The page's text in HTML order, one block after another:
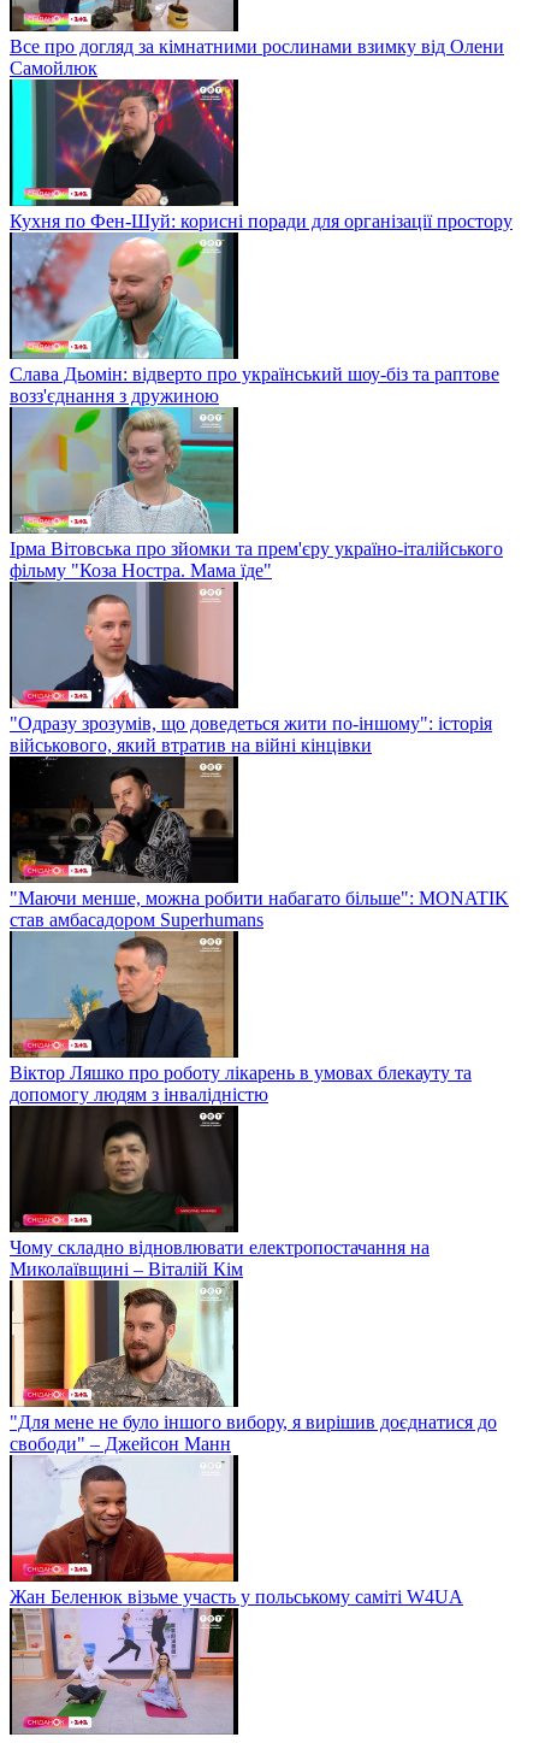
Все про догляд за кімнатними рослинами взимку від Олени
Самойлюк
Кухня по Фен-Шуй: корисні поради для організації простору
Слава Дьомін: відверто про український шоу-біз та раптове
возз'єднання з дружиною
Ірма Вітовська про зйомки та прем'єру україно-італійського
фільму "Коза Ностра. Мама їде"
"Одразу зрозумів, що доведеться жити по-іншому": історія
військового, який втратив на війні кінцівки
"Маючи менше, можна робити набагато більше": MONATIK
став амбасадором Superhumans
Віктор Ляшко про роботу лікарень в умовах блекауту та
допомогу людям з інвалідністю
Чому складно відновлювати електропостачання на
Миколаївщині – Віталій Кім
"Для мене не було іншого вибору, я вирішив доєднатися до
свободи" – Джейсон Манн
Жан Беленюк візьме участь у польському саміті W4UA